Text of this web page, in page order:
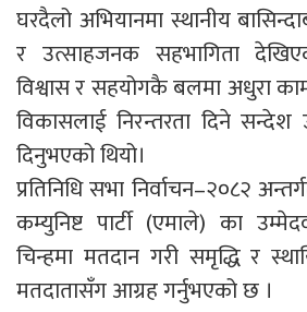
घरदैलो अभियानमा स्थानीय
र उत्साहजनक सहभागिता
विश्वास र सहयोगकै बलमा अधुरा
विकासलाई निरन्तरता दिने सन्देश
दिनुभएको थियो।
प्रतिनिधि सभा निर्वाचन–२०८२
कम्युनिष्ट पार्टी (एमाले) का
चिन्हमा मतदान गरी समृद्धि र
मतदातासँग आग्रह गर्नुभएको छ ।